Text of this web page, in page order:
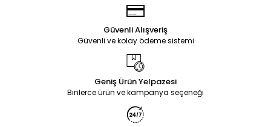
Güvenli Alışveriş
Güvenli ve kolay ödeme sistemi
Geniş Ürün Yelpazesi
Binlerce ürün ve kampanya seçeneği